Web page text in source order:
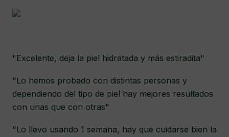
"Excelente, deja la piel hidratada y más estiradita"
"Lo hemos probado con distintas personas y
dependiendo del tipo de piel hay mejores resultados
con unas que con otras"
"Lo llevo usando 1 semana, hay que cuidarse bien la